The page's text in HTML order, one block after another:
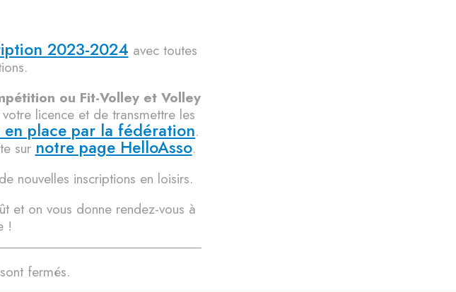
2023-2024 avec toutes
ou Fit-Volley et Volley
licence et de transmettre les
place par la fédération.
surnotre page HelloAsso.
nouvelles inscriptions en loisirs.
et on vous donne rendez-vous à
!
fermés.